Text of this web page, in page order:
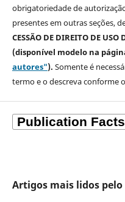
obrigatoriedade de
presentes em outras seções,
CESSÃO DE DIREITO DE USO
(disponível modelo na
autores"). Somente é
termo e o descrevaconforme
Artigos mais lidos